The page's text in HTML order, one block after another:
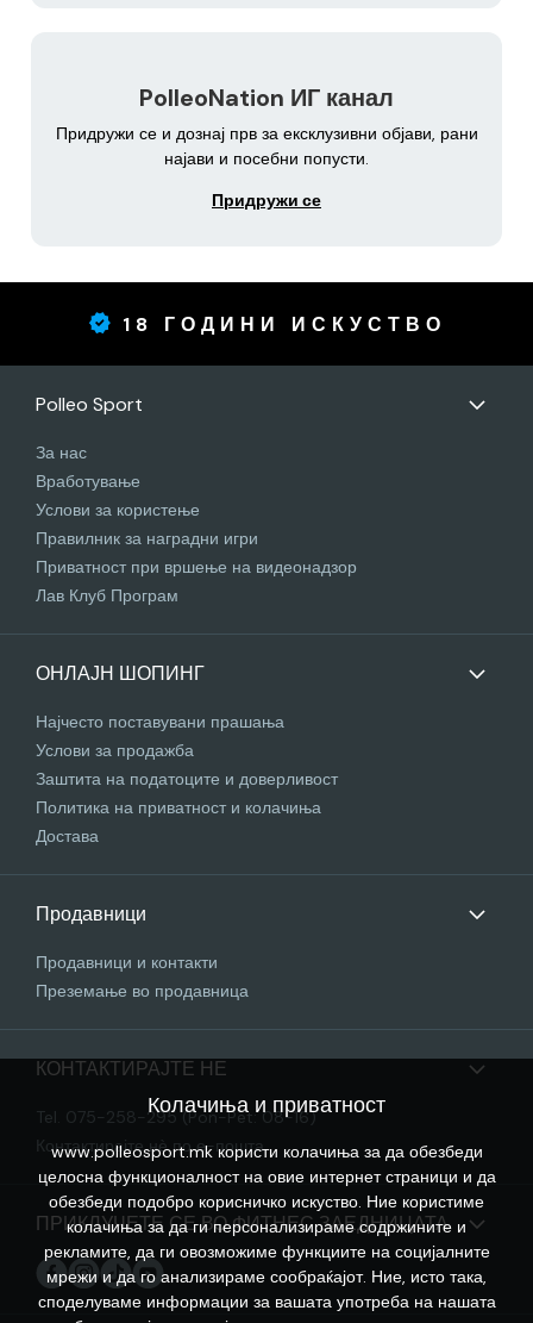
PolleoNation ИГ канал
Придружи се и дознај прв за ексклузивни објави, рани
најави и посебни попусти.
Придружи се
18 ГОДИНИ ИСКУСТВО
Polleo Sport
За нас
Вработување
Услови за користење
Правилник за наградни игри
Приватност при вршење на видеонадзор
Лав Клуб Програм
ОНЛАЈН ШОПИНГ
Најчесто поставувани прашања
Услови за продажба
Заштита на податоците и доверливост
Политика на приватност и колачиња
Достава
Продавници
Продавници и контакти
Преземање во продавница
КОНТАКТИРАЈТЕ НЕ
Tel. 075-258-295 (Pon-Pet: 08-16)
Контактирајте нѐ по е-пошта
ПРИКЛУЧЕТЕ СЕ ВО ФИТНЕС ЗАЕДНИЦАТА
Колачиња и приватност
www.polleosport.mk користи колачиња за да обезбеди
целосна функционалност на овие интернет страници и да
обезбеди подобро корисничко искуство. Ние користиме
колачиња за да ги персонализираме содржините и
рекламите, да ги овозможиме функциите на социјалните
мрежи и да го анализираме сообраќајот. Ние, исто така,
споделуваме информации за вашата употреба на нашата